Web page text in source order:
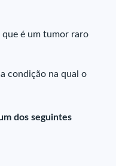
é um tumor raro
condição na qual o
dos seguintes